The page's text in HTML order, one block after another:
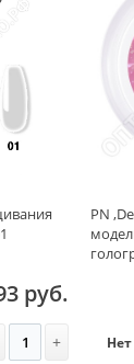
руб.
+
PN